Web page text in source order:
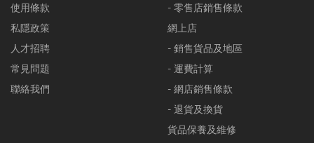
使用條款
私隱政策
人才招聘
常見問題
聯絡我們
- 零售店銷售條款
網上店
- 銷售貨品及地區
- 運費計算
- 網店銷售條款
- 退貨及換貨
貨品保養及維修